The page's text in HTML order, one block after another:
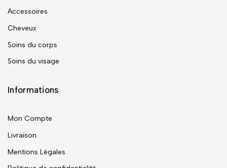
Accessoires
Cheveux
Soins du corps
Soins du visage
Informations
Mon Compte
Livraison
Mentions Légales